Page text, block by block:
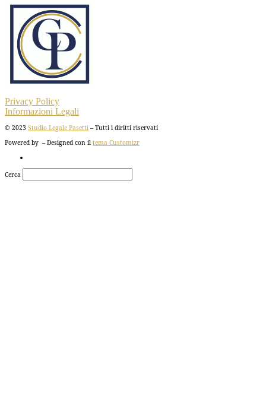
Privacy Policy
Informazioni Legali
© 2023 Studio Legale Pasetti – Tutti i diritti riservati
Powered by – Designed con il tema Customizr
Cerca